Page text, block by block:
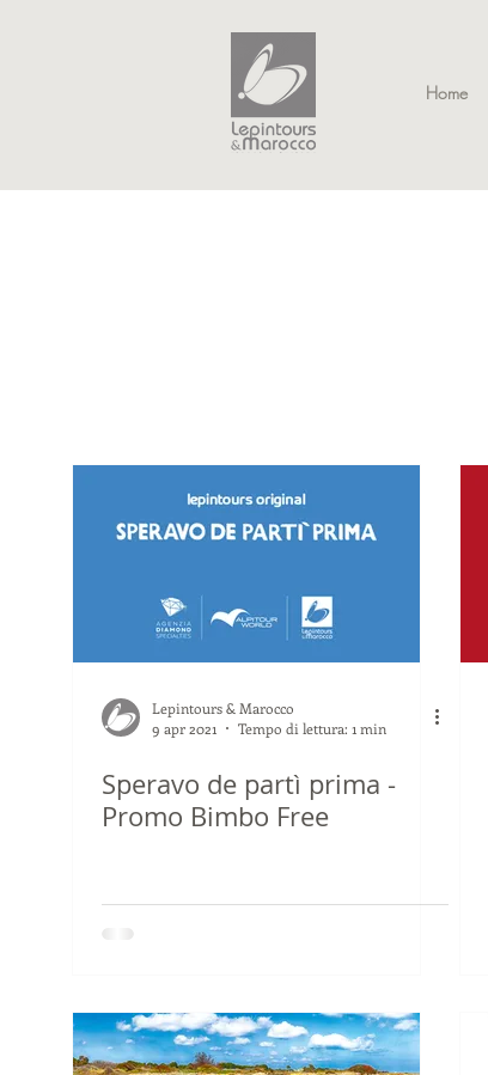
Home
Lepintours & Marocco
9 apr 2021
Tempo di lettura: 1 min
Speravo de partì prima -
Promo Bimbo Free